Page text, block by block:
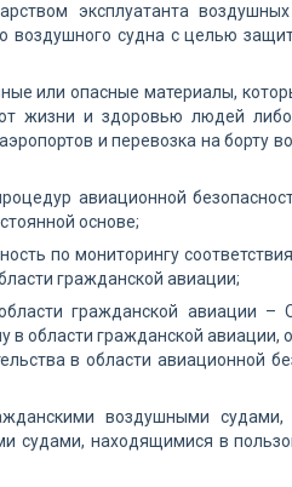
эксплуатанта
воздушного судна с целью
или опасные материалы,
жизни и здоровью людей либо
и перевозка на борту
авиационной
основе;
по мониторингу
гражданской авиации;
гражданской авиации –
области гражданской авиации,
в области авиационной
воздушными
судами, находящимися в